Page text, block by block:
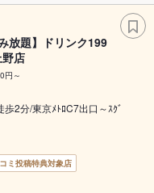
放題】ドリンク199
店
円～
2分/東京ﾒﾄﾛC7出口～ｽｸﾞ
ミ投稿特典対象店